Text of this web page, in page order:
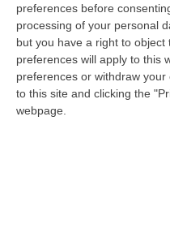
preferences before
processing of your personal
but you have a right to object
preferences will apply to this
preferences or withdraw
to this site and clicking the
webpage.
Terremoto nel
spaccatura tra
Il già candidato
contesta il